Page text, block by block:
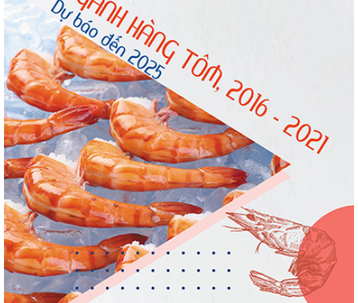
Doanh nghiệp thủy sản cùng lúc đối mặt
nhiều áp lực